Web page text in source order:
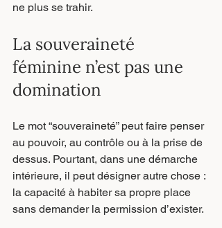
ne plus se trahir.
La souveraineté
féminine n’est pas une
domination
Le mot “souveraineté” peut faire penser
au pouvoir, au contrôle ou à la prise de
dessus. Pourtant, dans une démarche
intérieure, il peut désigner autre chose :
la capacité à habiter sa propre place
sans demander la permission d’exister.